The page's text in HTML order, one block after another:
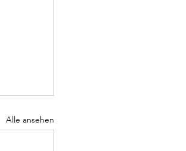
Alle ansehen